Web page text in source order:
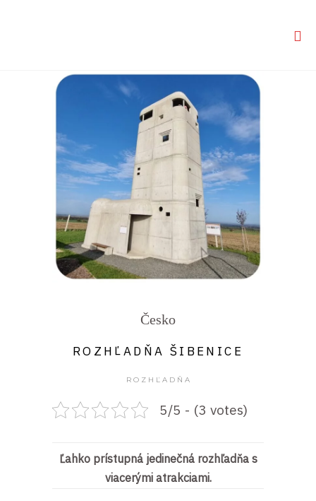
Česko
ROZHĽADŇA ŠIBENICE
ROZHĽADŇA
5/5 - (3 votes)
Ľahko prístupná jedinečná rozhľadňa s
viacerými atrakciami.